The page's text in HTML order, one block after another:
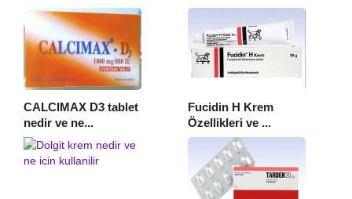
CALCIMAX D3 tablet
nedir ve ne...
Fucidin H Krem
Özellikleri ve ...